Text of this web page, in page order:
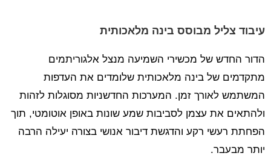
עיבוד צליל מבוסס בינה מלאכותית
הדור החדש של מכשירי השמיעה מנצל אלגוריתמים
מתקדמים של בינה מלאכותית שלומדים את העדפות
המשתמש לאורך זמן. המערכות החדשניות מסוגלות לזהות
ולהתאים את עצמן לסביבות שמע שונות באופן אוטומטי, תוך
הפחתת רעשי רקע והדגשת דיבור אנושי בצורה יעילה הרבה
יותר מבעבר.